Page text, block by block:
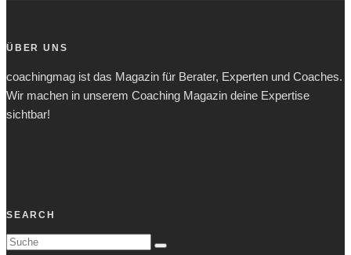
ÜBER UNS
coachingmag ist das Magazin für Berater, Experten und Coaches.
Wir machen in unserem Coaching Magazin deine Expertise
sichtbar!
SEARCH